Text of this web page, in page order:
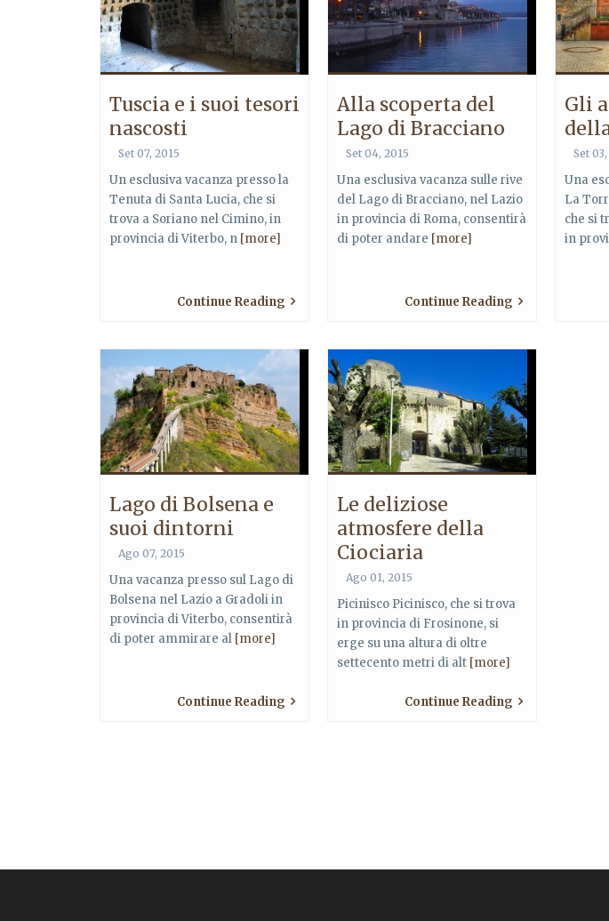
Tuscia e i suoi tesori
nascosti
Set 07, 2015
Un esclusiva vacanza presso la
Tenuta di Santa Lucia, che si
trova a Soriano nel Cimino, in
provincia di Viterbo, n [more]
Continue Reading
Alla scoperta del
Lago di Bracciano
Set 04, 2015
Una esclusiva vacanza sulle rive
del Lago di Bracciano, nel Lazio
in provincia di Roma, consentirà
di poter andare [more]
Continue Reading
Gli
Set
Una
La
che si
in
Lago di Bolsena e
suoi dintorni
Ago 07, 2015
Una vacanza presso sul Lago di
Bolsena nel Lazio a Gradoli in
provincia di Viterbo, consentirà
di poter ammirare al [more]
Continue Reading
Le deliziose
atmosfere della
Ciociaria
Ago 01, 2015
Picinisco Picinisco, che si trova
in provincia di Frosinone, si
erge su una altura di oltre
settecento metri di alt [more]
Continue Reading